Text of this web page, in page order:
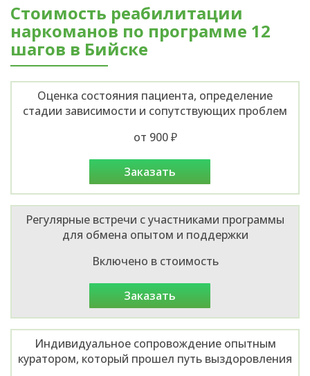
Стоимость реабилитации
наркоманов по программе 12
шагов в Бийске
Оценка состояния пациента, определение
стадии зависимости и сопутствующих проблем
от 900 ₽
заказать
Регулярные встречи с участниками программы
для обмена опытом и поддержки
Включено в стоимость
заказать
Индивидуальное сопровождение опытным
куратором, который прошел путь выздоровления